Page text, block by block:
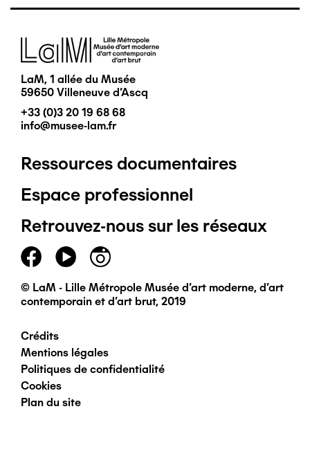
Image
LaM, 1 allée du Musée
59650 Villeneuve d'Ascq
+33 (0)3 20 19 68 68
info@musee-lam.fr
Pied
de
page
principal
Ressources documentaires
Espace professionnel
Retrouvez-nous sur les réseaux
© LaM - Lille Métropole Musée d'art moderne, d'art
contemporain et d'art brut, 2019
Pied
de
page
Crédits
Mentions légales
Politiques de confidentialité
Cookies
Plan du site